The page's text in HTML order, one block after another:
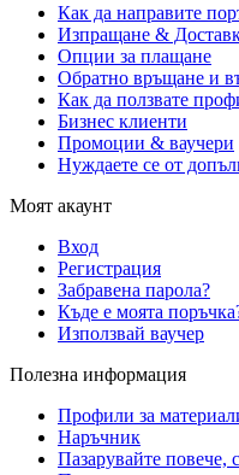
Как да направите
Изпращане &
Опции за плащане
Обратно връщане и
Как да ползвате
Бизнес клиенти
Промоции & ваучери
Нуждаете се от
Моят акаунт
Вход
Регистрация
Забравена парола?
Къде е моята
Използвай ваучер
Полезна информация
Профили за
Наръчник
Пазарувайте повече,